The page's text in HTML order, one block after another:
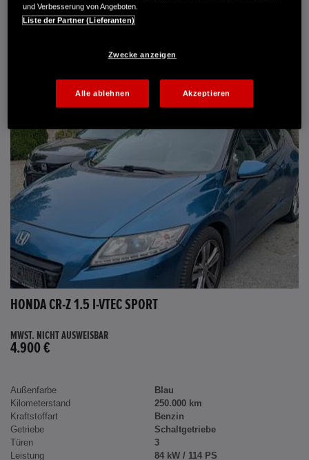
DETAILS
HONDA CR-Z 1.5 I-VTEC SPORT
MWST. NICHT AUSWEISBAR
4.900 €
Außenfarbe
Blau
Kilometerstand
250.000 km
Kraftstoffart
Benzin
Getriebe
Schaltgetriebe
Türen
3
Leistung
84 kW / 114 PS
und Verbesserung von Angeboten.
Liste der Partner (Lieferanten)
Zwecke anzeigen
Alle ablehnen Akzeptieren